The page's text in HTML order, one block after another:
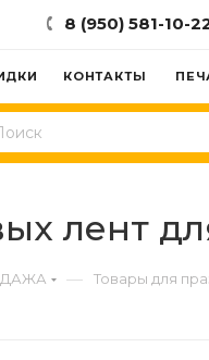
8 (950) 581-10-
КОНТАКТЫ
лент
— Товары для